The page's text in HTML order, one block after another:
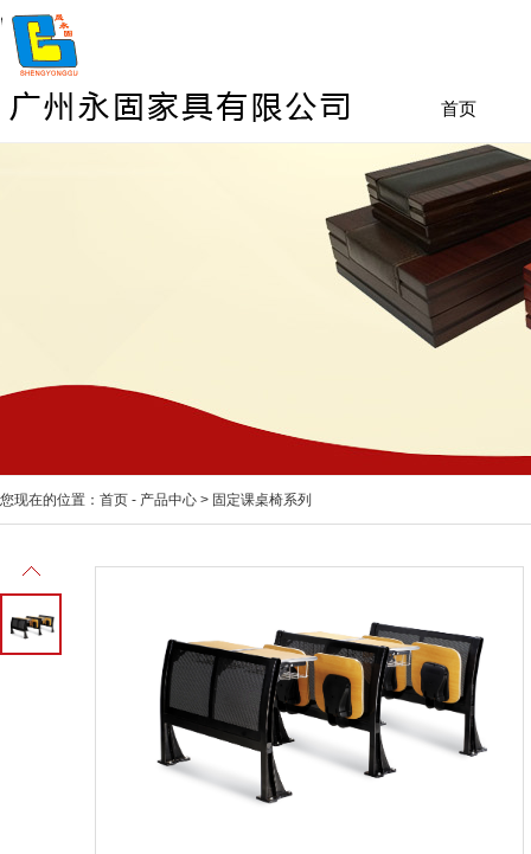
首页
您现在的位置： 首页 - 产品中心 > 固定课桌椅系列